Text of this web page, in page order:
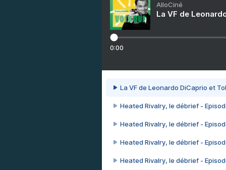
AlloCiné
La VF de
0:00
La VF de Leonardo DiCaprio et
Heated Rivalry, le débrief -
Heated Rivalry, le débrief -
Heated Rivalry, le débrief -
Heated Rivalry, le débrief -